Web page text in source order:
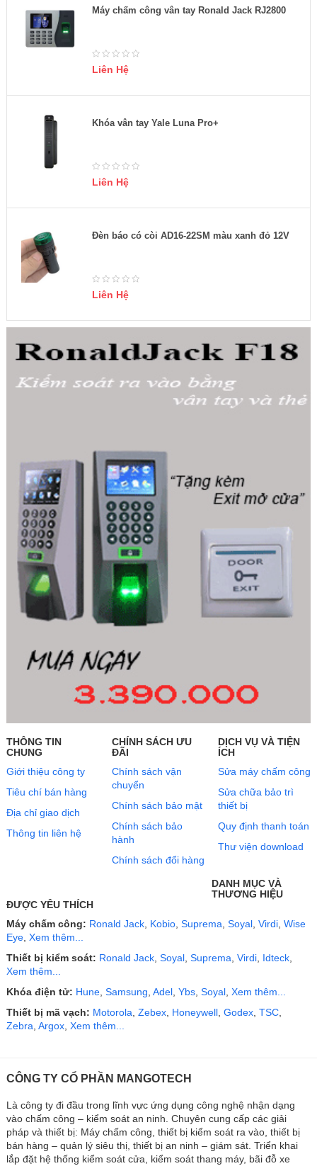
Máy chấm công vân tay Ronald Jack RJ2800
Liên Hệ
Khóa vân tay Yale Luna Pro+
Liên Hệ
Đèn báo có còi AD16-22SM màu xanh đỏ 12V
Liên Hệ
THÔNG TIN
CHUNG
Giới thiệu công ty
Tiêu chí bán hàng
Địa chỉ giao dịch
Thông tin liên hệ
CHÍNH SÁCH ƯU
ĐÃI
Chính sách vận
chuyển
Chính sách bảo mật
Chính sách bảo
hành
Chính sách đổi hàng
DỊCH VỤ VÀ TIỆN
ÍCH
Sửa máy chấm công
Sửa chữa bảo trì
thiết bị
Quy định thanh toán
Thư viện download
DANH MỤC VÀ
THƯƠNG HIỆU
ĐƯỢC YÊU THÍCH
Máy chấm công: Ronald Jack, Kobio, Suprema, Soyal, Virdi, Wise
Eye, Xem thêm...
Thiết bị kiểm soát: Ronald Jack, Soyal, Suprema, Virdi, Idteck,
Xem thêm...
Khóa điện tử: Hune, Samsung, Adel, Ybs, Soyal, Xem thêm...
Thiết bị mã vạch: Motorola, Zebex, Honeywell, Godex, TSC,
Zebra, Argox, Xem thêm...
CÔNG TY CỔ PHẦN MANGOTECH
Là công ty đi đầu trong lĩnh vực ứng dụng công nghệ nhận dạng
vào chấm công – kiểm soát an ninh. Chuyên cung cấp các giải
pháp và thiết bị: Máy chấm công, thiết bị kiểm soát ra vào, thiết bị
bán hàng – quản lý siêu thị, thiết bị an ninh – giám sát. Triển khai
lắp đặt hệ thống kiểm soát cửa, kiểm soát thang máy, bãi đỗ xe